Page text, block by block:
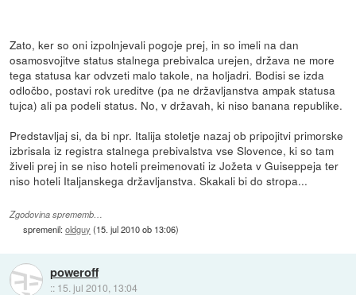
Zato, ker so oni izpolnjevali pogoje prej, in so imeli na dan
osamosvojitve status stalnega prebivalca urejen, država ne more
tega statusa kar odvzeti malo takole, na holjadri. Bodisi se izda
odločbo, postavi rok ureditve (pa ne državljanstva ampak statusa
tujca) ali pa podeli status. No, v državah, ki niso banana republike.
Predstavljaj si, da bi npr. Italija stoletje nazaj ob pripojitvi primorske
izbrisala iz registra stalnega prebivalstva vse Slovence, ki so tam
živeli prej in se niso hoteli preimenovati iz Jožeta v Guiseppeja ter
niso hoteli Italjanskega državljanstva. Skakali bi do stropa...
Zgodovina sprememb…
spremenil:oldguy (15. jul 2010 ob 13:06)
poweroff
:: 15. jul 2010, 13:04